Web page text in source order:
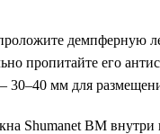
демпферную
пропитайте его
30–40 мм для
Shumanet BM внутри